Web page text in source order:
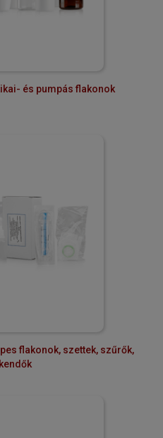
és pumpás flakonok
flakonok, szettek, szűrők,